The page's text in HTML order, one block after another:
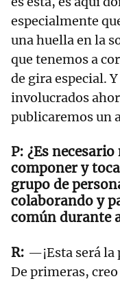
especialmente
una huella en la
que tenemos a
de gira especial.
involucrados
publicaremos un
¿Es
componer y
grupo de
colaborando y
común durante
—¡Esta será
De primeras,